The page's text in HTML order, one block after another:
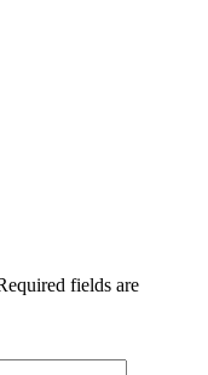
fields are